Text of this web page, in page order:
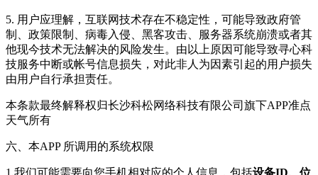
5. 用户应理解，互联网技术存在不稳定性，可能导致政府管
制、政策限制、病毒入侵、黑客攻击、服务器系统崩溃或者其
他现今技术无法解决的风险发生。由以上原因可能导致寻心科
技服务中断或帐号信息损失，对此非人为因素引起的用户损失
由用户自行承担责任。
本条款最终解释权归长沙科松网络科技有限公司旗下APP准点
天气所有
六、本APP 所调用的系统权限
1.我们可能需要向您手机相对应的个人信息，包括设备ID、位